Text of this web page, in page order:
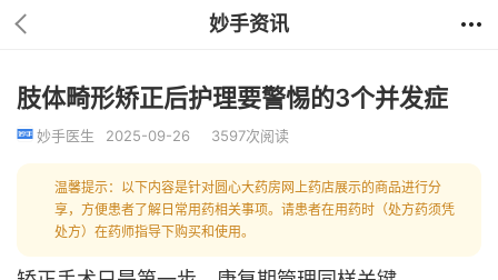
妙手资讯
肢体畸形矫正后护理要警惕的3个并发症
妙手医生 2025-09-26 3597次阅读
温馨提示：以下内容是针对圆心大药房网上药店展示的商品进行分
享，方便患者了解日常用药相关事项。请患者在用药时（处方药须凭
处方）在药师指导下购买和使用。